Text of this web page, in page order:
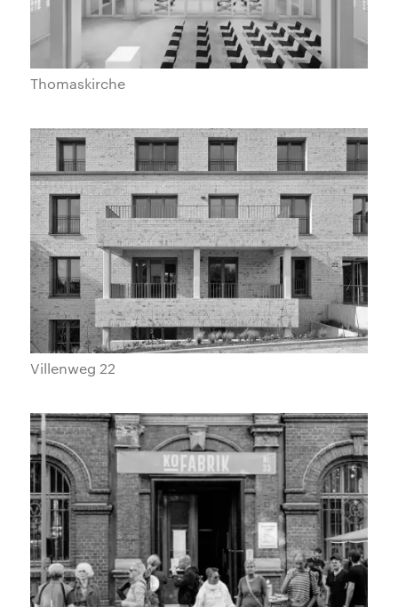
Thomaskirche
Villenweg 22